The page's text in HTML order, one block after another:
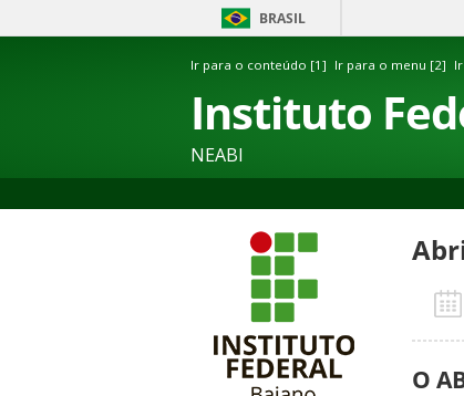
BRASIL
Ir para o conteúdo [1] Ir para o menu [2]
Instituto
NEABI
O